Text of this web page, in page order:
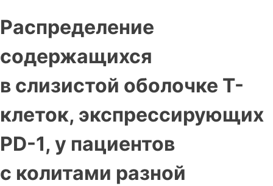
Распределение
содержащихся
в слизистой оболочке Т-
клеток, экспрессирующих
PD-1, у пациентов
с колитами разной